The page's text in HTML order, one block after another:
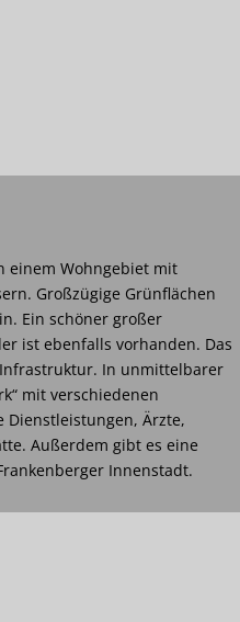
einem Wohngebiet mit
Großzügige Grünflächen
Ein schöner großer
ist ebenfalls vorhanden. Das
In unmittelbarer
mit verschiedenen
Dienstleistungen, Ärzte,
Außerdem gibt es eine
Innenstadt.